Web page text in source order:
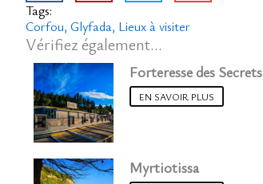
Tags:
Corfou Glyfada Lieux à visiter
Vérifiez également...
Forteresse des Secrets
EN SAVOIR PLUS
Myrtiotissa